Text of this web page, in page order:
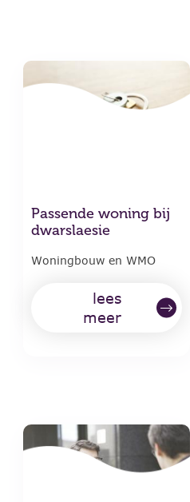
Passende woning bij
dwarslaesie
Woningbouw en WMO
lees
meer